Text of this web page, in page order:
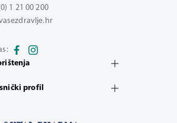
1 21 00 200
profil